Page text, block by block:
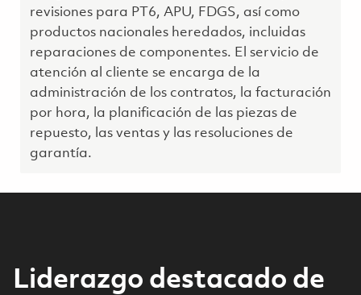
revisiones para PT6, APU, FDGS, así como
productos nacionales heredados, incluidas
reparaciones de componentes. El servicio de
atención al cliente se encarga de la
administración de los contratos, la facturación
por hora, la planificación de las piezas de
repuesto, las ventas y las resoluciones de
garantía.
Liderazgo destacado de